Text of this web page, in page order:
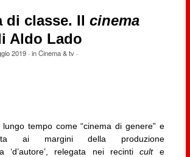
di classe. Il cinema
Aldo Lado
2019· inCinema & tv·
lungo tempo come “cinema di genere” e
ai margini della produzione
‘d’autore’, relegata nei recinticulte